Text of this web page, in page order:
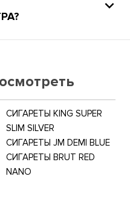
СИГАРЕТЫ KING SUPER
SLIM SILVER
СИГАРЕТЫ JM DEMI BLUE
СИГАРЕТЫ BRUT RED
NANO